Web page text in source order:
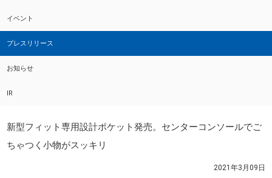
イベント
プレスリリース
お知らせ
IR
新型フィット専用設計ポケット発売。センターコンソールでご
ちゃつく小物がスッキリ
2021年3月09日